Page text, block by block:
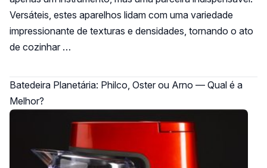
Versáteis, estes aparelhos lidam com uma variedade
impressionante de texturas e densidades, tornando o ato
de cozinhar …
Batedeira Planetária: Philco, Oster ou Arno — Qual é a
Melhor?